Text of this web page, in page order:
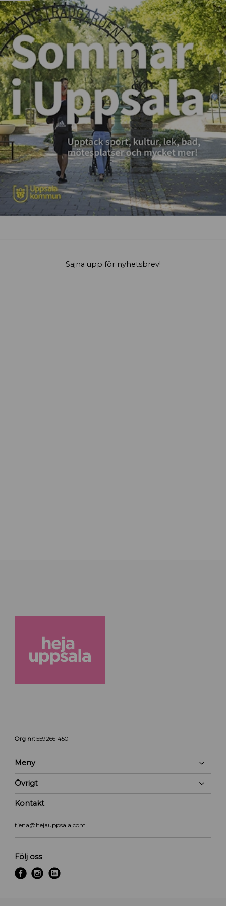
Sajna upp för nyhetsbrev!
Org nr:559266-4501
Meny
Övrigt
Kontakt
tjena@hejauppsala.com
Följ oss
f
i
l